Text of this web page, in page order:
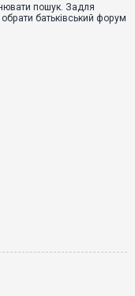
пошук. Задля
батьківський форум